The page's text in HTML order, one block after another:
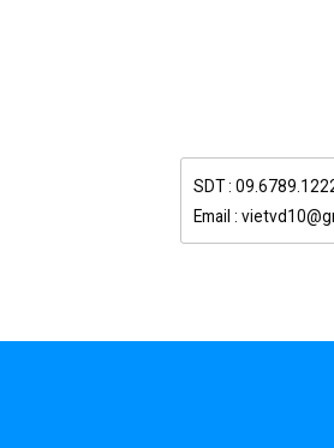
SDT :
Email :